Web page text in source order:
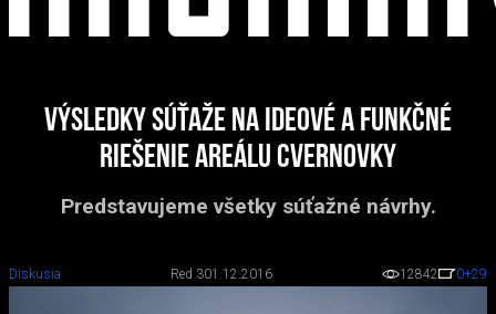
Výsledky súťaže na ideové a funkčné
riešenie areálu Cvernovky
Predstavujeme všetky súťažné návrhy.
Diskusia Red 301.12.2016 12842 0+29